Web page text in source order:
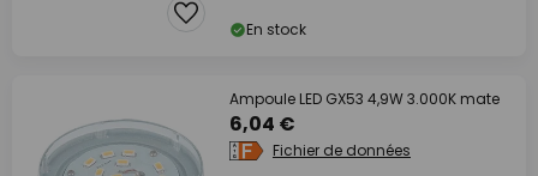
En stock
Ampoule LED GX53 4,9W 3.000K mate
6,04 €
Fichier de données